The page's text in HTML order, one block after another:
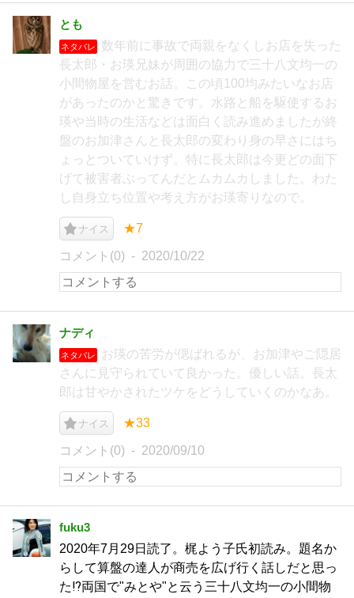
とも
ネタバレ
数年前に事故で両親をなくしお店を失った
長太郎・お瑛兄妹が周囲の協力で三十八文均一の
小間物屋を営むお話。この頃100均みたいなお店
があったのかと驚きです。水路と船を駆使するお
瑛や当時の生活などは面白く読み進めましたが終
盤のお加津さんと長太郎の変わり身の早さにはち
ょっとついていけず。特に長太郎は今更どの面下
げて被害者ぶってんだとムカムカしました。わた
し自身立ち位置や考え方がお瑛寄りなので。
ナイス ★7
コメント(0) 2020/10/22
ナディ
ネタバレ
お瑛の苦労が偲ばれるが、お加津やご隠居
さんに見守られていて良かった。優しい話。長太
郎は甘やかされたツケをどうしていくのかなあ。
ナイス ★33
コメント(0) 2020/09/10
fuku3
2020年7月29日読了。梶よう子氏初読み。題名か
らして算盤の達人が商売を広げ行く話しだと思っ
た⁉︎両国で"みとや"と云う三十八文均一の小間物